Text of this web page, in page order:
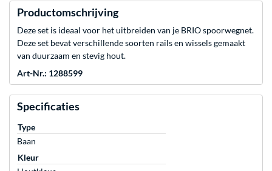
Productomschrijving
Deze set is ideaal voor het uitbreiden van je BRIO spoorwegnet.
Deze set bevat verschillende soorten rails en wissels gemaakt
van duurzaam en stevig hout.
Art-Nr.: 1288599
Specificaties
Type
Baan
Kleur